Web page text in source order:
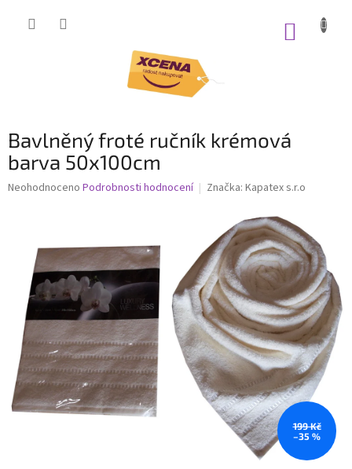
Bavlněný froté ručník krémová
barva 50x100cm
Průměrné
hvězdiček.
Neohodnoceno Podrobnosti hodnocení Značka: Kapatex s.r.o
199 Kč
–35 %